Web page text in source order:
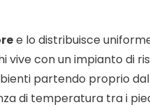
e lo distribuisce
vive con un impianto di
partendo proprio
di temperatura tra i